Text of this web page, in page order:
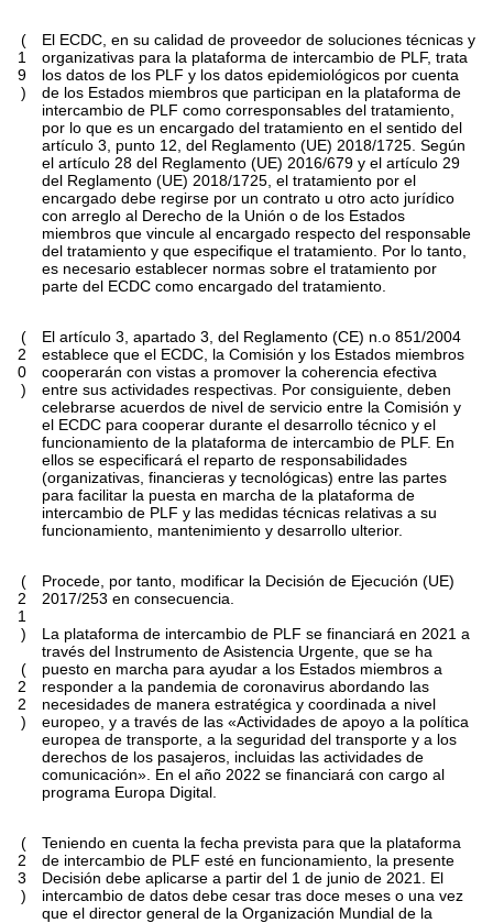
(
1
9
)
El ECDC, en su calidad de proveedor de soluciones técnicas y
organizativas para la plataforma de intercambio de PLF, trata
los datos de los PLF y los datos epidemiológicos por cuenta
de los Estados miembros que participan en la plataforma de
intercambio de PLF como corresponsables del tratamiento,
por lo que es un encargado del tratamiento en el sentido del
artículo 3, punto 12, del Reglamento (UE) 2018/1725. Según
el artículo 28 del Reglamento (UE) 2016/679 y el artículo 29
del Reglamento (UE) 2018/1725, el tratamiento por el
encargado debe regirse por un contrato u otro acto jurídico
con arreglo al Derecho de la Unión o de los Estados
miembros que vincule al encargado respecto del responsable
del tratamiento y que especifique el tratamiento. Por lo tanto,
es necesario establecer normas sobre el tratamiento por
parte del ECDC como encargado del tratamiento.
(
2
0
)
El artículo 3, apartado 3, del Reglamento (CE) n.o 851/2004
establece que el ECDC, la Comisión y los Estados miembros
cooperarán con vistas a promover la coherencia efectiva
entre sus actividades respectivas. Por consiguiente, deben
celebrarse acuerdos de nivel de servicio entre la Comisión y
el ECDC para cooperar durante el desarrollo técnico y el
funcionamiento de la plataforma de intercambio de PLF. En
ellos se especificará el reparto de responsabilidades
(organizativas, financieras y tecnológicas) entre las partes
para facilitar la puesta en marcha de la plataforma de
intercambio de PLF y las medidas técnicas relativas a su
funcionamiento, mantenimiento y desarrollo ulterior.
(
2
1
)
(
2
2
)
Procede, por tanto, modificar la Decisión de Ejecución (UE)
2017/253 en consecuencia.
La plataforma de intercambio de PLF se financiará en 2021 a
través del Instrumento de Asistencia Urgente, que se ha
puesto en marcha para ayudar a los Estados miembros a
responder a la pandemia de coronavirus abordando las
necesidades de manera estratégica y coordinada a nivel
europeo, y a través de las «Actividades de apoyo a la política
europea de transporte, a la seguridad del transporte y a los
derechos de los pasajeros, incluidas las actividades de
comunicación». En el año 2022 se financiará con cargo al
programa Europa Digital.
(
2
3
)
Teniendo en cuenta la fecha prevista para que la plataforma
de intercambio de PLF esté en funcionamiento, la presente
Decisión debe aplicarse a partir del 1 de junio de 2021. El
intercambio de datos debe cesar tras doce meses o una vez
que el director general de la Organización Mundial de la